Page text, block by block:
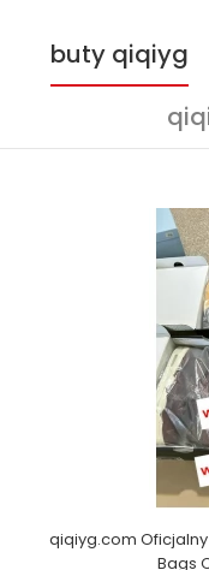
buty qiqiyg
qiqiyg.com Oficjalny
Bags